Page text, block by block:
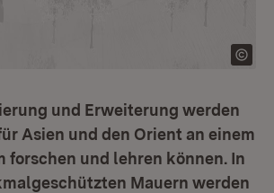
und Erweiterung werden
Asien und den Orient an einem
forschen und lehren können. In
Mauern werden